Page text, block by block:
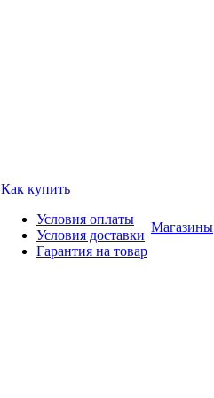
Как купить
Условия оплаты
Условия доставки
Гарантия на товар
Магазины